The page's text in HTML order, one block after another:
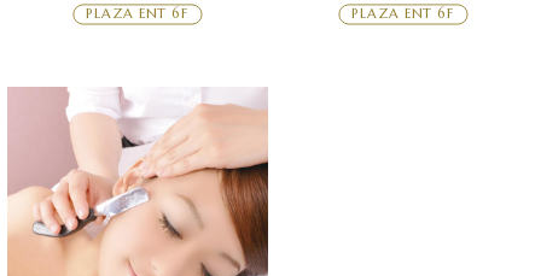
PLAZA ENT 6F PLAZA ENT 6F